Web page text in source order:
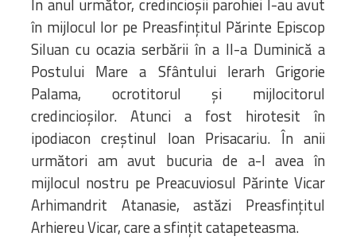
În anul următor, credincioșii parohiei l-au avut
în mijlocul lor pe Preasfinţitul Părinte Episcop
Siluan cu ocazia serbării în a II-a Duminică a
Postului Mare a Sfântului Ierarh Grigorie
Palama, ocrotitorul și mijlocitorul
credincioșilor. Atunci a fost hirotesit în
ipodiacon creștinul Ioan Prisacariu. În anii
următori am avut bucuria de a-l avea în
mijlocul nostru pe Preacuviosul Părinte Vicar
Arhimandrit Atanasie, astăzi Preasfințitul
Arhiereu Vicar, care a sfințit catapeteasma.